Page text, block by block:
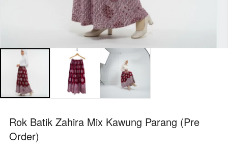
Rok Batik Zahira Mix Kawung Parang (Pre
Order)